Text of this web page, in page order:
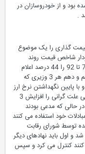
و از خودروسازان در
گذاری را یک موضوع
شاخص قیمت روند
افزایش ، رشد شاخص خودرو از سال 76 تا 92 را 44 درصد اعلام
کردند . بنا به گفته ی ایشان در دولت نهم و دهم هر 3 وزیری که
پایین نگهداشتن نرخ ارز
قیمت ها را سرکوب کردند . آقای میرخانی علت گرانی را افزایش 3
حالی که مدعی بودند
برای مبادلات خود استفاده می کنند
توسط شورای رقابت
اول باید نهادهای دیگر
کنترل می کرد و سپس